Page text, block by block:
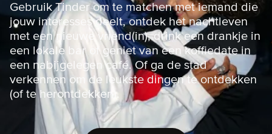
Gebruik Tinder om te matchen met iemand die
jouw interesses deelt, ontdek het nachtleven
met een nieuwe vriend(in), drink een drankje in
een lokale bar of geniet van een koffiedate in
een nabijgelegen café. Of ga de stad
verkennen om de leukste dingen te ontdekken
(of te herontdekken).